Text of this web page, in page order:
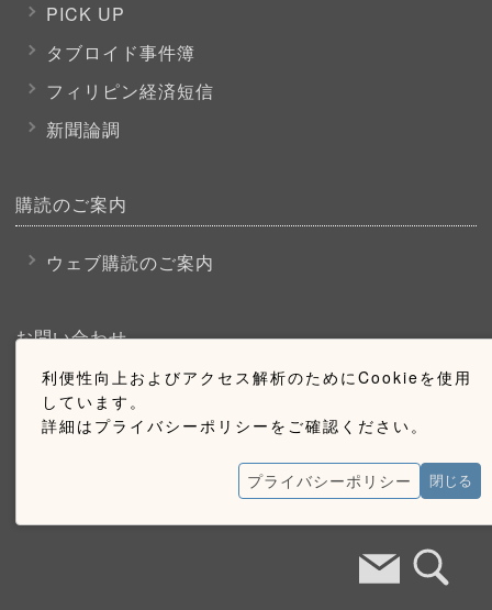
利便性向上およびアクセス解析のためにCookieを使用
しています。
詳細はプライバシーポリシーをご確認ください。
プライバシーポリシー 閉じる
PICK UP
タブロイド事件簿
フィリピン経済短信
新聞論調
購読のご案内
ウェブ購読のご案内
お問い合わせ
採用情報
お問い合わせ